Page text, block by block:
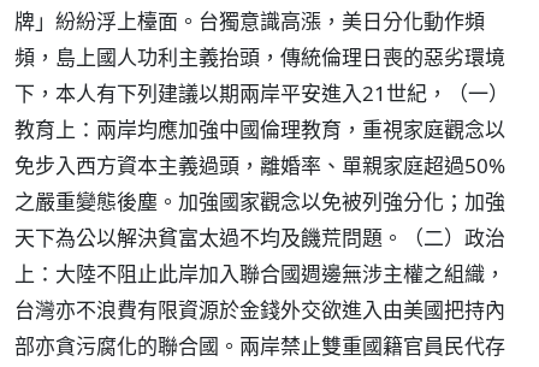
牌」紛紛浮上檯面。台獨意識高漲，美日分化動作頻
頻，島上國人功利主義抬頭，傳統倫理日喪的惡劣環境
下，本人有下列建議以期兩岸平安進入21世紀，（一）
教育上：兩岸均應加強中國倫理教育，重視家庭觀念以
免步入西方資本主義過頭，離婚率、單親家庭超過50%
之嚴重變態後塵。加強國家觀念以免被列強分化；加強
天下為公以解決貧富太過不均及饑荒問題。（二）政治
上：大陸不阻止此岸加入聯合國週邊無涉主權之組織，
台灣亦不浪費有限資源於金錢外交欲進入由美國把持內
部亦貪污腐化的聯合國。兩岸禁止雙重國籍官員民代存